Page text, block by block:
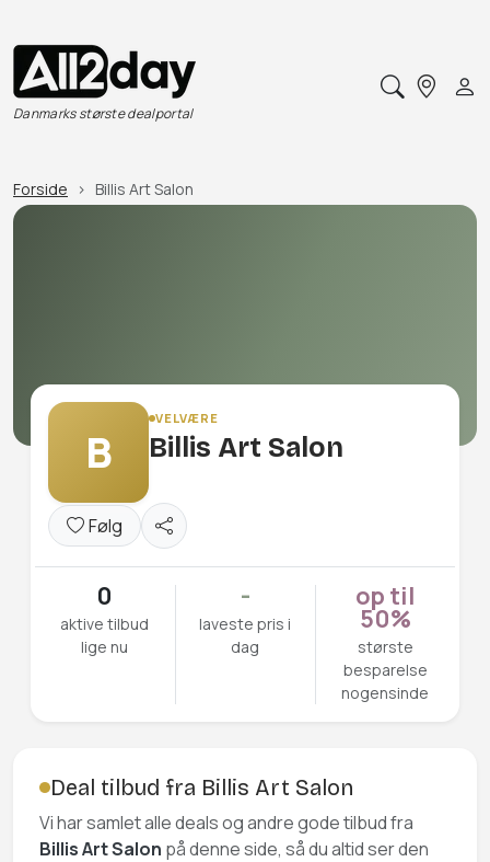
Danmarks største dealportal
Forside Billis Art Salon
B
VELVÆRE
Billis Art Salon
Følg
0
aktive tilbud
lige nu
-
laveste pris i
dag
op til
50%
største
besparelse
nogensinde
Deal tilbud fra Billis Art Salon
Vi har samlet alle deals og andre gode tilbud fra
Billis Art Salon på denne side, så du altid ser den